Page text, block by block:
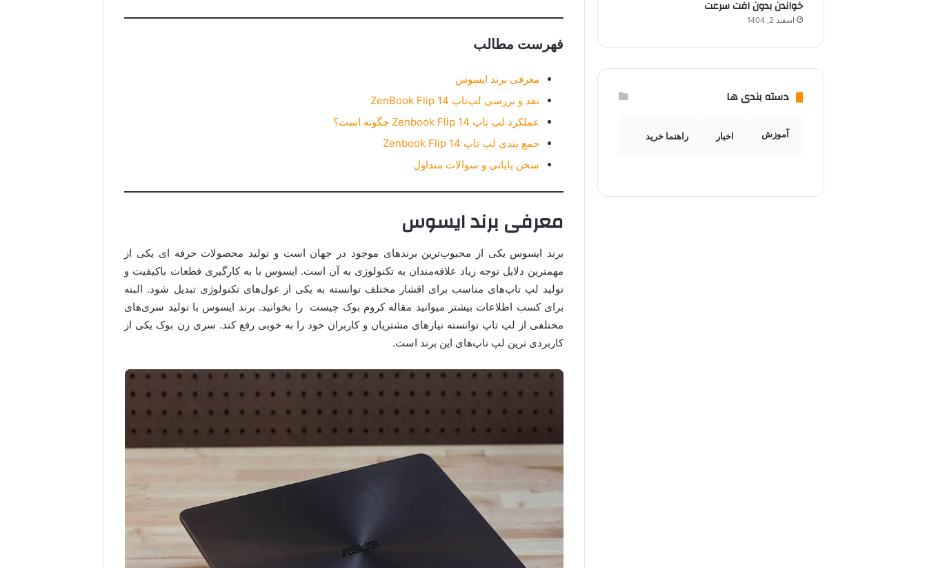
فهرست مطالب
معرفی برند ایسوس
نقد و بررسی لپ‌تاپ ZenBook Flip 14
عملکرد لپ تاپ Zenbook Flip 14 چگونه است؟
جمع بندی لپ تاپ Zenbook Flip 14
سخن پایانی و سوالات متداول
معرفی برند ایسوس
برند ایسوس یکی از محبوب‌ترین برندهای موجود در جهان است و تولید محصولات حرفه ای یکی از
مهمترین دلایل توجه زیاد علاقه‌مندان به تکنولوژی به آن است. ایسوس با به کارگیری قطعات باکیفیت و
تولید لپ تاپ‌های مناسب برای اقشار مختلف توانسته به یکی از غول‌های تکنولوژی تبدیل شود. البته
برای کسب اطلاعات بیشتر میوانید مقاله کروم بوک چیست را بخوانید. برند ایسوس با تولید سری‌های
مختلفی از لپ تاپ توانسته نیاز‌های مشتریان و کاربران خود را به خوبی رفع کند. سری زن بوک یکی از
کاربردی ترین لپ تاپ‌های این برند است.
خواندن بدون افت سرعت
اسفند 2, 1404
دسته بندی ها
آموزش اخبار راهنما خرید لپ تاپ لمسی